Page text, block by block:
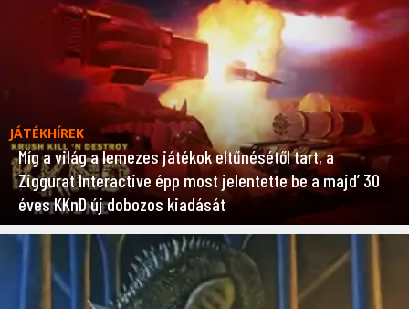
JÁTÉKHÍREK
Míg a világ a lemezes játékok eltűnésétől tart, a
Ziggurat Interactive épp most jelentette be a majd’ 30
éves KKnD új dobozos kiadását